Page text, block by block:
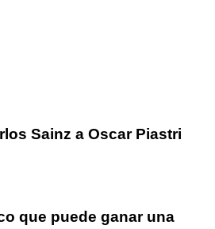
Sainz a Oscar Piastri
que puede ganar una